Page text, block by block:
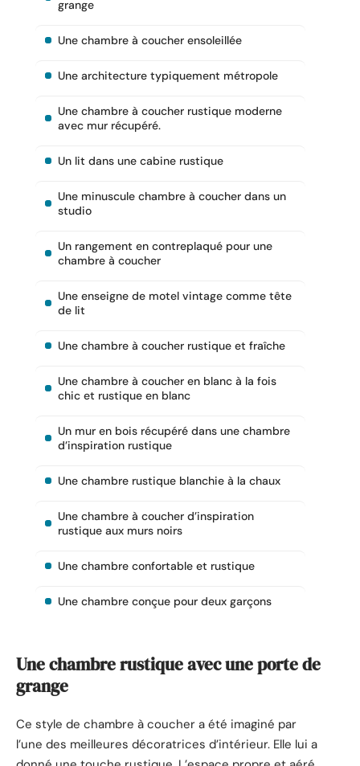
grange
Une chambre à coucher ensoleillée
Une architecture typiquement métropole
Une chambre à coucher rustique moderne
avec mur récupéré.
Un lit dans une cabine rustique
Une minuscule chambre à coucher dans un
studio
Un rangement en contreplaqué pour une
chambre à coucher
Une enseigne de motel vintage comme tête
de lit
Une chambre à coucher rustique et fraîche
Une chambre à coucher en blanc à la fois
chic et rustique en blanc
Un mur en bois récupéré dans une chambre
d’inspiration rustique
Une chambre rustique blanchie à la chaux
Une chambre à coucher d’inspiration
rustique aux murs noirs
Une chambre confortable et rustique
Une chambre conçue pour deux garçons
Une chambre rustique avec une porte de
grange
Ce style de chambre à coucher a été imaginé par
l’une des meilleures décoratrices d’intérieur. Elle lui a